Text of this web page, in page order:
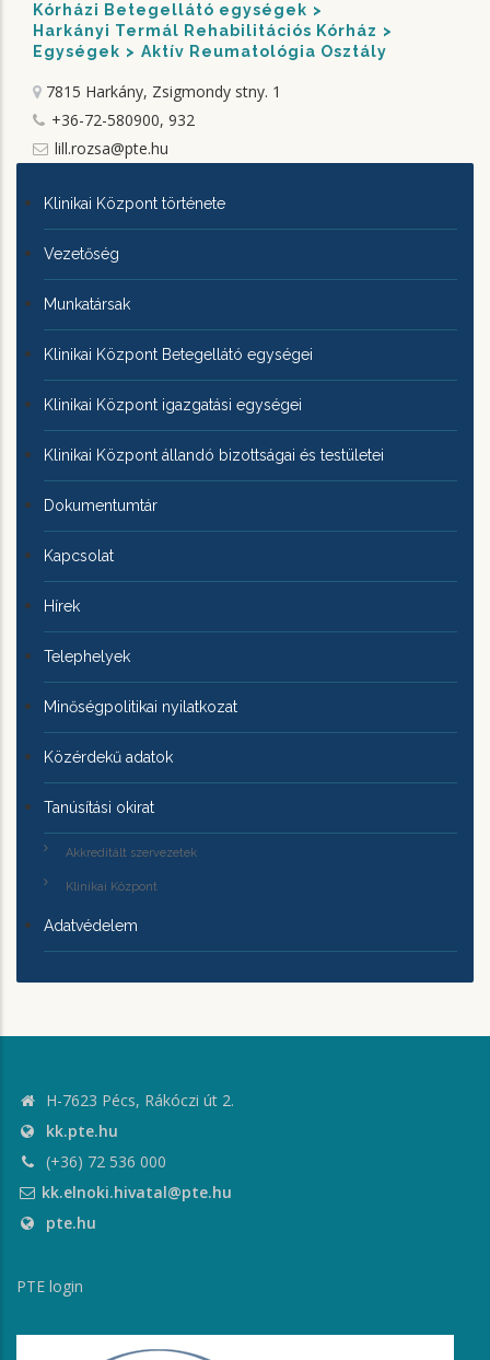
Kórházi Betegellátó egységek
Harkányi Termál Rehabilitációs Kórház
Egységek
Aktív Reumatológia Osztály
7815 Harkány, Zsigmondy stny. 1
+36-72-580900, 932
lill.rozsa@pte.hu
KLINIKAI
KÖZPONTRÓL
Klinikai Központ története
Vezetőség
Munkatársak
Klinikai Központ Betegellátó egységei
Klinikai Központ igazgatási egységei
Klinikai Központ állandó bizottságai és testületei
Dokumentumtár
Kapcsolat
Hírek
Telephelyek
Minőségpolitikai nyilatkozat
Közérdekű adatok
Tanúsítási okirat
Akkreditált szervezetek
Klinikai Központ
Adatvédelem
H-7623 Pécs, Rákóczi út 2.
kk.pte.hu
(+36) 72 536 000
kk.elnoki.hivatal@pte.hu
pte.hu
PTE login